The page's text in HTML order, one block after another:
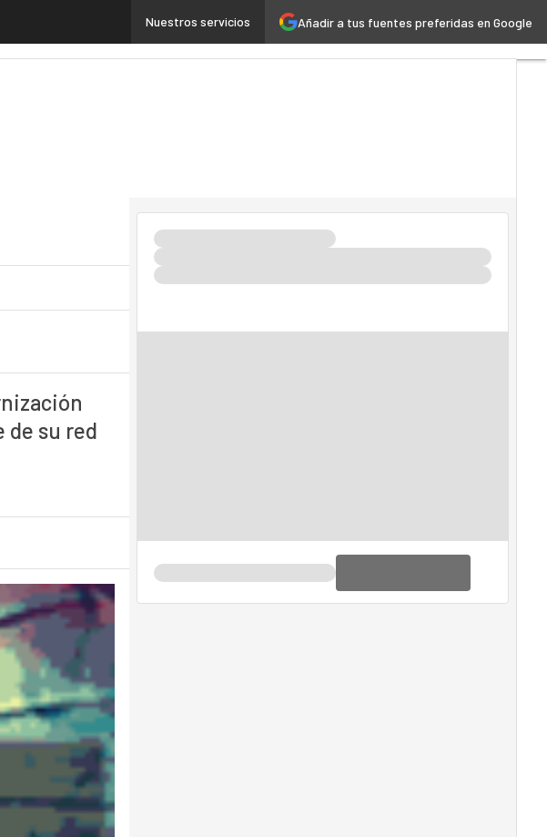
Añadir a tus fuentes preferidas en Google
Nuestros servicios
Industria 4.0Seguridad
de su red